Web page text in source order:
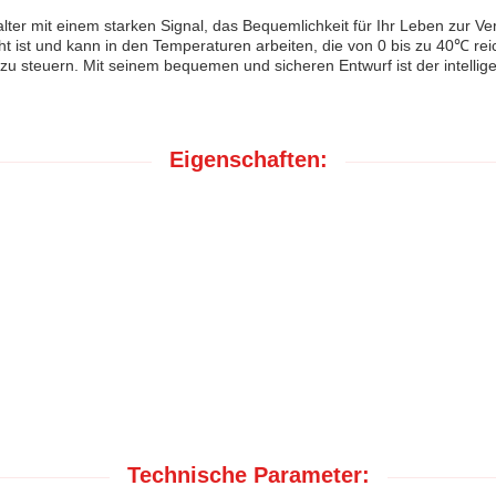
mit einem starken Signal, das Bequemlichkeit für Ihr Leben zur
ist und kann in den Temperaturen arbeiten, die von 0 bis zu 40℃
steuern. Mit seinem bequemen und sicheren Entwurf ist der
Eigenschaften:
Technische Parameter: